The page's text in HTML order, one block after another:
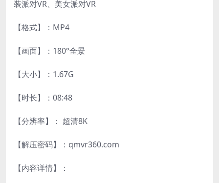
装派对VR、美女派对VR
【格式】：MP4
【画面】：180°全景
【大小】：1.67G
【时长】：08:48
【分辨率】： 超清8K
【解压密码】：qmvr360.com
【内容详情】：